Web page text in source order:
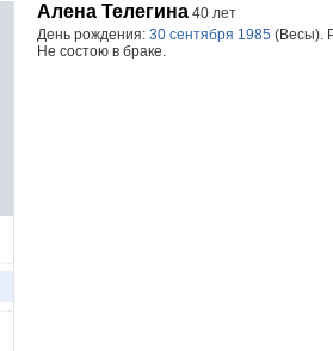
Алена Телегина 40 лет
День рождения: 30 сентября 1985 (Весы).
Не состою в браке.